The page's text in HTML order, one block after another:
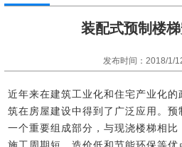
装配式预制楼
发布时间：2018/1/
近年来在建筑工业化和住宅产业化
筑在房屋建设中得到了广泛应用。
一个重要组成部分，与现浇楼梯相比